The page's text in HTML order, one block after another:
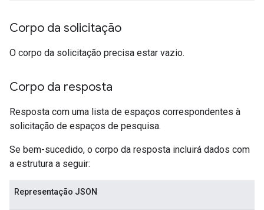
Corpo da solicitação
O corpo da solicitação precisa estar vazio.
Corpo da resposta
Resposta com uma lista de espaços correspondentes à
solicitação de espaços de pesquisa.
Se bem-sucedido, o corpo da resposta incluirá dados com
a estrutura a seguir:
Representação JSON